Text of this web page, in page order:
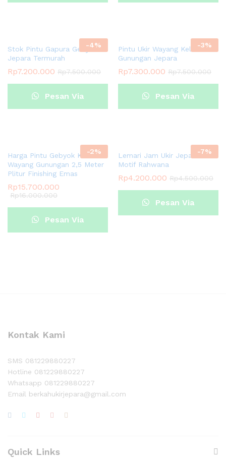
-4%
Stok Pintu Gapura Gebyok
Jepara Termurah
Rp7.200.000 Rp7.500.000
Pesan Via
-3%
Pintu Ukir Wayang Kelir
Gunungan Jepara
Rp7.300.000 Rp7.500.000
Pesan Via
-2%
Harga Pintu Gebyok Kelir
Wayang Gunungan 2,5 Meter
Plitur Finishing Emas
Rp15.700.000
Rp16.000.000
Pesan Via
-7%
Lemari Jam Ukir Jepara
Motif Rahwana
Rp4.200.000 Rp4.500.000
Pesan Via
Kontak Kami
SMS 081229880227
Hotline 081229880227
Whatsapp 081229880227
Email berkahukirjepara@gmail.com
Quick Links